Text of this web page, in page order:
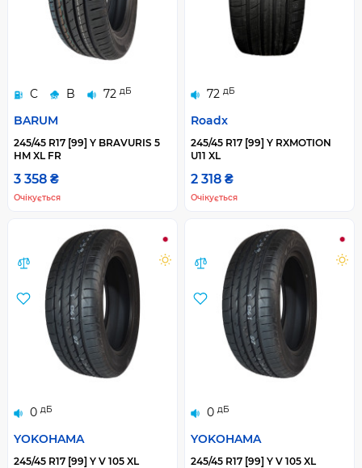
C B 72 дБ
BARUM
245/45 R17 [99] Y BRAVURIS 5
HM XL FR
3 358 ₴
Очікується
72 дБ
Roadx
245/45 R17 [99] Y RXMOTION
U11 XL
2 318 ₴
Очікується
0 дБ
YOKOHAMA
245/45 R17 [99] Y V 105 XL
0 дБ
YOKOHAMA
245/45 R17 [99] Y V 105 XL